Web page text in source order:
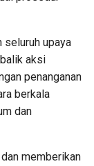
seluruh upaya
aksi
penanganan
berkala
dan
memberikan